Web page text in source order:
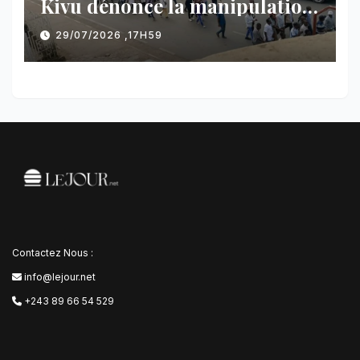
Kivu dénonce la manipulation
des manifestations par
l’AFC/M23
29/07/2026 ,17H59
Contactez Nous :
info@lejour.net
+243 89 66 54 529